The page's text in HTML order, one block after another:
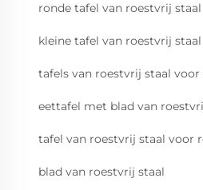
ronde tafel van roestvrij staal
kleine tafel van roestvrij staal
tafels van roestvrij staal voor
eettafel met blad van
tafel van roestvrij staal voor
blad van roestvrij staal